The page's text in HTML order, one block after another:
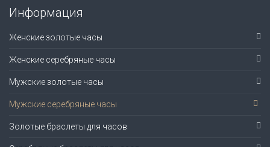
Информация
Женские золотые часы
Женские серебряные часы
Мужские золотые часы
Мужские серебряные часы
Золотые браслеты для часов